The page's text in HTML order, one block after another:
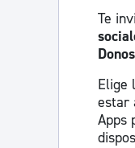
Te
Elige
estar
Apps